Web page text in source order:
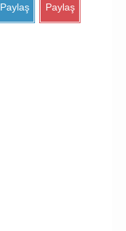
Paylaş Paylaş